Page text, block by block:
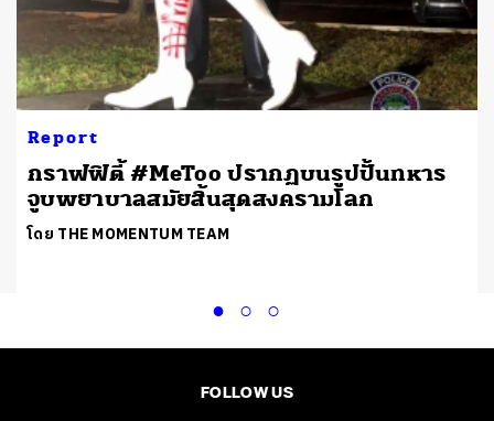
Report
กราฟฟิตี้ #MeToo ปรากฏบนรูปปั้นทหาร
จูบพยาบาลสมัยสิ้นสุดสงครามโลก
โดย THE MOMENTUM TEAM
FOLLOW US